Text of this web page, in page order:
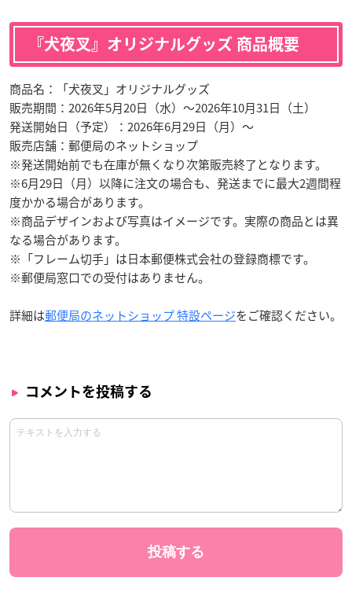
『犬夜叉』オリジナルグッズ 商品概要
商品名：「犬夜叉」オリジナルグッズ
販売期間：2026年5月20日（水）～2026年10月31日（土）
発送開始日（予定）：2026年6月29日（月）〜
販売店舗：郵便局のネットショップ
※発送開始前でも在庫が無くなり次第販売終了となります。
※6月29日（月）以降に注文の場合も、発送までに最大2週間程
度かかる場合があります。
※商品デザインおよび写真はイメージです。実際の商品とは異
なる場合があります。
※「フレーム切手」は日本郵便株式会社の登録商標です。
※郵便局窓口での受付はありません。
詳細は郵便局のネットショップ 特設ページをご確認ください。
コメントを投稿する